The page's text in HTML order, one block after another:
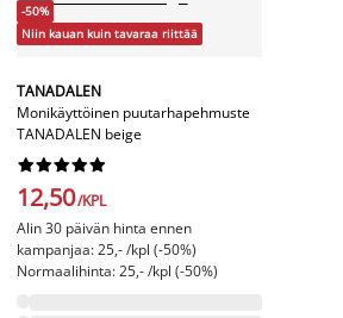
-50%
Niin kauan kuin tavaraa riittää
TANADALEN
Monikäyttöinen puutarhapehmuste
TANADALEN beige






12,50/KPL
Alin 30 päivän hinta ennen
kampanjaa: 25,- /kpl (-50%)
Normaalihinta: 25,- /kpl (-50%)